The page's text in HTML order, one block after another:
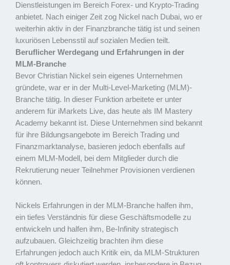
Dienstleistungen im Bereich Forex- und Krypto-Trading
anbietet. Nach einiger Zeit zog Nickel nach Dubai, wo er
weiterhin aktiv in der Finanzbranche tätig ist und seinen
luxuriösen Lebensstil auf sozialen Medien teilt.
Beruflicher Werdegang und Erfahrungen in der
MLM-Branche
Bevor Christian Nickel sein eigenes Unternehmen
gründete, war er in der Multi-Level-Marketing (MLM)-
Branche tätig. In dieser Funktion arbeitete er unter
anderem für iMarkets Live, das heute als IM Mastery
Academy bekannt ist. Diese Unternehmen sind bekannt
für ihre Bildungsangebote im Bereich Trading und
Finanzmarktanalyse, basieren jedoch ebenfalls auf
einem MLM-Modell, bei dem Mitglieder durch die
Rekrutierung neuer Teilnehmer Provisionen verdienen
können.
Nickels Erfahrungen in der MLM-Branche halfen ihm,
ein tiefes Verständnis für diese Geschäftsmodelle zu
entwickeln und halfen ihm, Be-Infinity strategisch
aufzubauen. Gleichzeitig brachten ihm diese
Erfahrungen jedoch auch Kritik ein, da MLM-Strukturen